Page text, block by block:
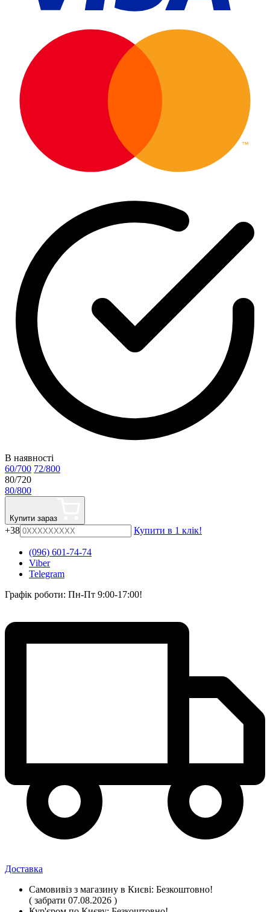
В наявності
60/700 72/800
80/720
80/800
Купити зараз
+38 Купити в 1 клік!
(096) 601-74-74
Viber
Telegram
Графік роботи: Пн-Пт 9:00-17:00!
Доставка
Самовивіз з магазину в Києві: Безкоштовно!
( забрати 07.08.2026 )